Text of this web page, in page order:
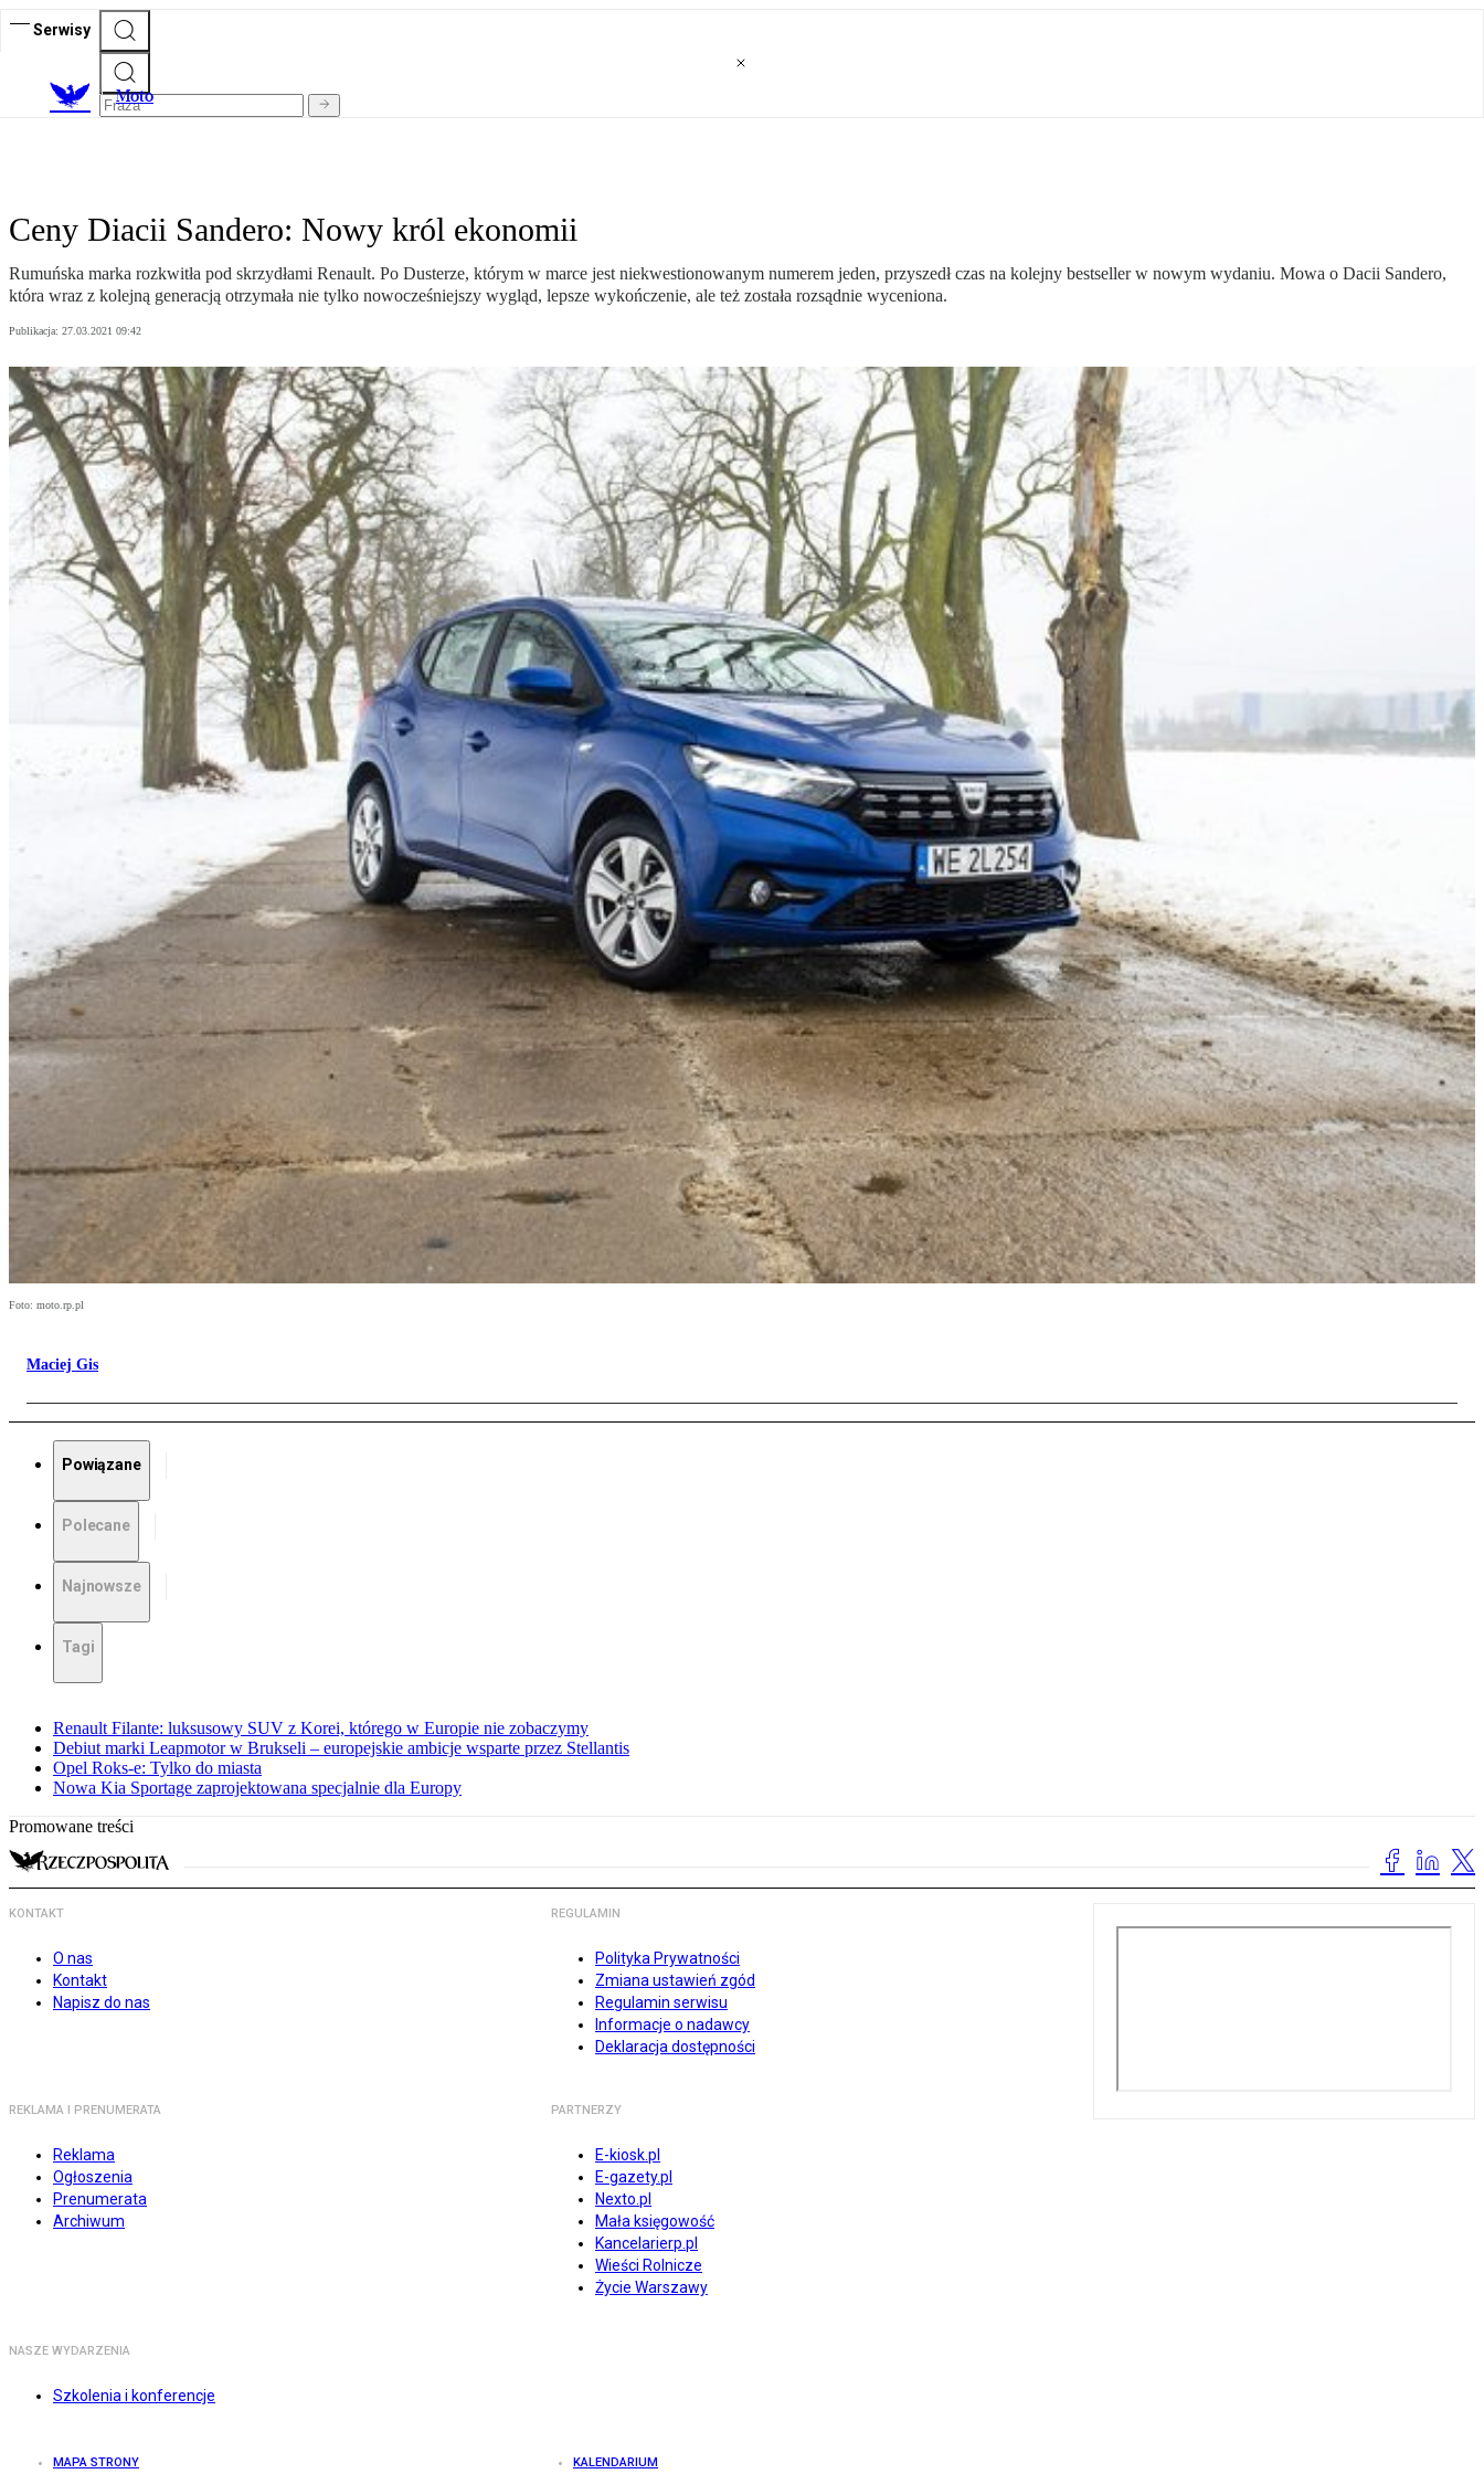
Serwisy
Moto
Ceny Diacii Sandero: Nowy król ekonomii
Rumuńska marka rozkwitła pod skrzydłami Renault. Po Dusterze, którym w marce jest niekwestionowanym numerem jeden, przyszedł czas na kolejny bestseller w nowym wydaniu. Mowa o Dacii Sandero,
która wraz z kolejną generacją otrzymała nie tylko nowocześniejszy wygląd, lepsze wykończenie, ale też została rozsądnie wyceniona.
Publikacja: 27.03.2021 09:42
Foto: moto.rp.pl
Maciej Gis
Powiązane
Polecane
Najnowsze
Tagi
Renault Filante: luksusowy SUV z Korei, którego w Europie nie zobaczymy
Debiut marki Leapmotor w Brukseli – europejskie ambicje wsparte przez Stellantis
Opel Roks-e: Tylko do miasta
Nowa Kia Sportage zaprojektowana specjalnie dla Europy
Promowane treści
KONTAKT
O nas
Kontakt
Napisz do nas
REGULAMIN
Polityka Prywatności
Zmiana ustawień zgód
Regulamin serwisu
Informacje o nadawcy
Deklaracja dostępności
REKLAMA I PRENUMERATA
Reklama
Ogłoszenia
Prenumerata
Archiwum
PARTNERZY
E-kiosk.pl
E-gazety.pl
Nexto.pl
Mała księgowość
Kancelarierp.pl
Wieści Rolnicze
Życie Warszawy
NASZE WYDARZENIA
Szkolenia i konferencje
MAPA STRONY KALENDARIUM